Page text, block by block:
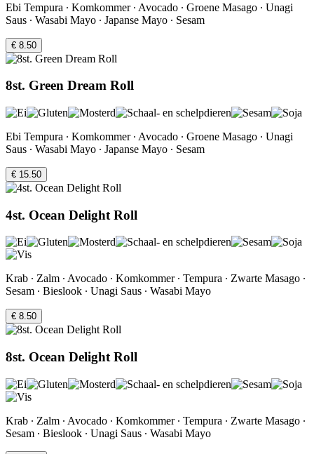
Ebi Tempura ∙ Komkommer ∙ Avocado ∙ Groene Masago ∙ Unagi
Saus ∙ Wasabi Mayo ∙ Japanse Mayo ∙ Sesam
€ 8.50
8st. Green Dream Roll
Ebi Tempura ∙ Komkommer ∙ Avocado ∙ Groene Masago ∙ Unagi
Saus ∙ Wasabi Mayo ∙ Japanse Mayo ∙ Sesam
€ 15.50
4st. Ocean Delight Roll
Krab ∙ Zalm ∙ Avocado ∙ Komkommer ∙ Tempura ∙ Zwarte Masago ∙
Sesam ∙ Bieslook ∙ Unagi Saus ∙ Wasabi Mayo
€ 8.50
8st. Ocean Delight Roll
Krab ∙ Zalm ∙ Avocado ∙ Komkommer ∙ Tempura ∙ Zwarte Masago ∙
Sesam ∙ Bieslook ∙ Unagi Saus ∙ Wasabi Mayo